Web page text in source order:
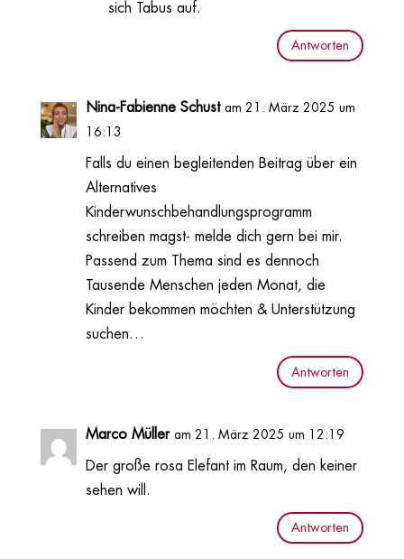
sich Tabus auf.
Antworten
Nina-Fabienne Schust am 21. März 2025 um
16:13
Falls du einen begleitenden Beitrag über ein
Alternatives
Kinderwunschbehandlungsprogramm
schreiben magst- melde dich gern bei mir.
Passend zum Thema sind es dennoch
Tausende Menschen jeden Monat, die
Kinder bekommen möchten & Unterstützung
suchen…
Antworten
Marco Müller am 21. März 2025 um 12:19
Der große rosa Elefant im Raum, den keiner
sehen will.
Antworten